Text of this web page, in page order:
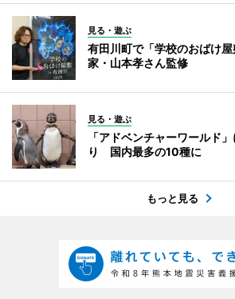
見る・遊ぶ
有田川町で「学校のおばけ
家・山本孝さん監修
見る・遊ぶ
「アドベンチャーワールド
り 国内最多の10種に
もっと見る